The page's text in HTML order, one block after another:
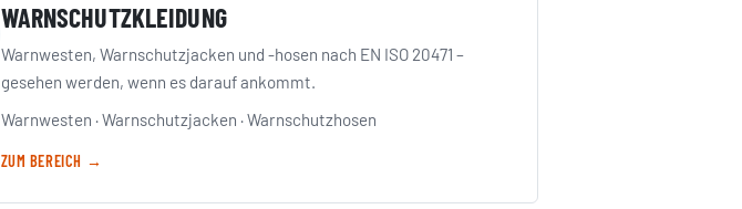
WARNSCHUTZKLEIDUNG
Warnwesten, Warnschutzjacken und -hosen nach EN ISO 20471 –
gesehen werden, wenn es darauf ankommt.
Warnwesten ·Warnschutzjacken ·Warnschutzhosen
ZUM BEREICH →